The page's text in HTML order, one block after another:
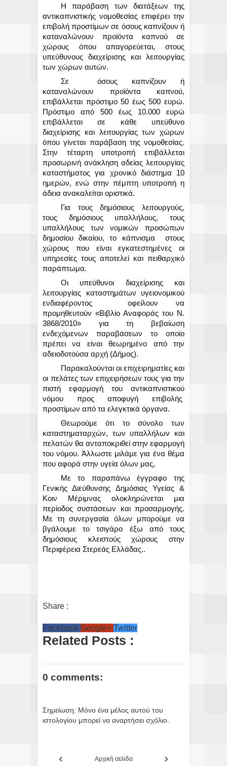
Η παράβαση των διατάξεων της
αντικαπνιστικής νομοθεσίας επιφέρει την
επιβολή προστίμων σε όσους καπνίζουν ή
καταναλώνουν προϊόντα καπνού σε
χώρους όπου απαγορεύεται, στους
υπεύθυνους διαχείρισης και λειτουργίας
των χώρων αυτών.
Σε
όσους καπνίζουν ή
καταναλώνουν προϊόντα καπνού,
επιβάλλεται πρόστιμο 50 έως 500 ευρώ.
Πρόστιμο από 500 έως 10.000 ευρώ
επιβάλλεται σε κάθε υπεύθυνο
διαχείρισης και λειτουργίας των χώρων
όπου γίνεται παράβαση της νομοθεσίας.
Στην τέταρτη υποτροπή επιβάλλεται
προσωρινή ανάκληση αδείας λειτουργίας
καταστήματος για χρονικό διάστημα 10
ημερών, ενώ στην πέμπτη υποτροπή η
άδεια ανακαλείται οριστικά.
Για τους δημόσιους λειτουργούς,
τους δημόσιους υπαλλήλους, τους
υπαλλήλους των νομικών προσώπων
δημοσίου δικαίου, το κάπνισμα
στους
χώρους που είναι εγκατεστημένες οι
υπηρεσίες τους αποτελεί και πειθαρχικό
παράπτωμα.
Οι υπεύθυνοι διαχείρισης και
λειτουργίας καταστημάτων υγειονομικού
ενδιαφέροντος
οφείλουν να
προμηθευτούν «Βιβλίο Αναφοράς του Ν.
3868/2010» για τη βεβαίωση
ενδεχόμενων παραβάσεων το οποίο
πρέπει να είναι θεωρημένο από την
αδειοδοτούσα αρχή (Δήμος).
Παρακαλούνται οι επιχειρηματίες και
οι πελάτες των επιχειρήσεων τους για την
πιστή εφαρμογή του αντικαπνιστικού
νόμου προς αποφυγή επιβολής
προστίμων από τα ελεγκτικά όργανα.
Θεωρούμε ότι το σύνολο των
καταστηματαρχών, των υπαλλήλων και
πελατών θα ανταποκριθεί στην εφαρμογή
του νόμου. Άλλωστε μιλάμε για ένα θέμα
που αφορά στην υγεία όλων μας,
Με το παραπάνω έγγραφο της
Γενικής Διεύθυνσης Δημόσιας Υγείας &
Κοιν Μέριμνας ολοκληρώνεται μια
περίοδος συστάσεων και προσαρμογής.
Με τη συνεργασία όλων μπορούμε να
βγάλουμε το τσιγάρο έξω από τους
δημόσιους κλειστούς χώρους στην
Περιφέρεια Στερεάς Ελλάδας..
Share :
Facebook Google+ Twitter
Related Posts :
0 comments:
Σημείωση: Μόνο ένα μέλος αυτού του
ιστολογίου μπορεί να αναρτήσει σχόλιο.
‹ ›
Αρχική σελίδα